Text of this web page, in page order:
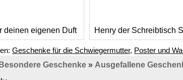
deinen eigenen Duft Henry der Schreibtisch
Geschenke für die Schwiegermutter, Poster und
Besondere Geschenke » Ausgefallene